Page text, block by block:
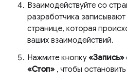
Взаимодействуйте со
разработчика
странице, которая
ваших взаимодействий.
Нажмите кнопку «Запись»
«Стоп» , чтобы